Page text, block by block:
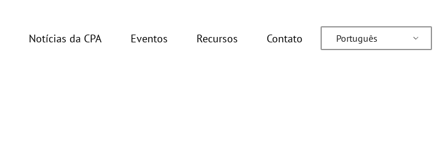
Notícias da CPA Eventos Recursos Contato
Português